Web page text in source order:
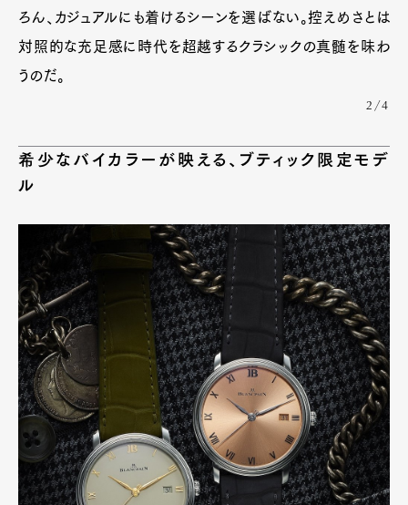
Art&DesignWatchFashion
Official Columnist
About
Contact
Pen Meet
Pen international Pen tw
ろん、カジュアルにも着けるシーンを選ばない。控えめさとは
対照的な充足感に時代を超越するクラシックの真髄を味わ
うのだ。
2/4
希少なバイカラーが映える、ブティック限定モデ
ル